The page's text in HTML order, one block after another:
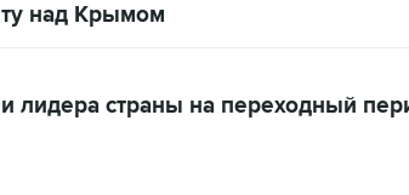
над Крымом
лидера страны на переходный